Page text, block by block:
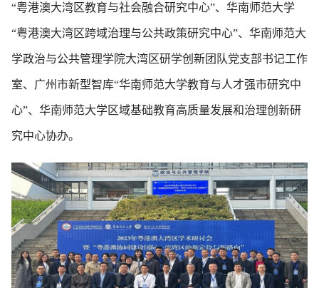
“粤港澳大湾区教育与社会融合研究中心”、华南师范大学
“粤港澳大湾区跨域治理与公共政策研究中心”、华南师范大
学政治与公共管理学院大湾区研学创新团队党支部书记工作
室、广州市新型智库“华南师范大学教育与人才强市研究中
心”、华南师范大学区域基础教育高质量发展和治理创新研
究中心协办。